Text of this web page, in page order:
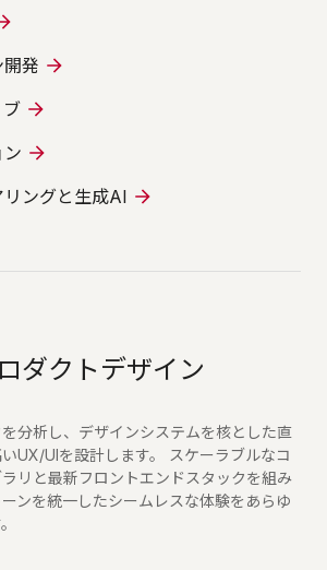
発
ングと生成AI
ダクトデザイン
分析し、デザインシステムを核とした直
UX/UIを設計します。 スケーラブルなコ
リと最新フロントエンドスタックを組み
ンを統一したシームレスな体験をあらゆ